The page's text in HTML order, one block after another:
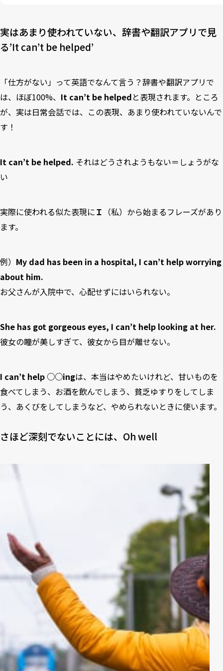
実はあまり使われていない、辞書や翻訳アプリで見
る’It can’t be helped’
「仕方がない」って英語でなんて言う？辞書や翻訳アプリで
は、ほぼ100%、 It can’t be helpedと表現されます。ところ
が、実は日常会話では、この表現、あまり使われていないんで
す！
It can’t be helped. それはどうされようもない＝しょうがな
い
実際に使われる似た表現にＩ （私）から始まるフレーズがあり
ます。
例） My dad has been in a hospital, I can’t help worrying
about him.
お父さんが入院中で、心配せずにはいられない。
She has got gorgeous eyes, I can’t help looking at her.
彼女の瞳が美しすぎて、彼女から目が離せない。
I can’t help ○○ingは、本当はやめたいけれど、甘いものを
食べてしまう、お酒を飲んでしまう、貧乏ゆすりをしてしま
う、あくびをしてしまうなど、やめられないときに使います。
さほど深刻でないことには、Oh well